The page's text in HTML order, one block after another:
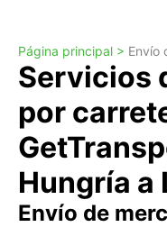
Página principal > Envío
Servicios
por
Hungría a
Envío de